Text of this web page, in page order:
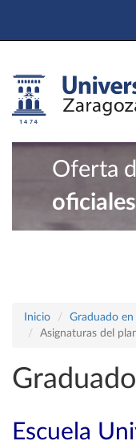
Oferta
oficiales
Inicio
Graduado
Asignaturas del
Escuela